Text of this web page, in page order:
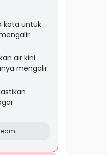
kota untuk
air kini
mengalir